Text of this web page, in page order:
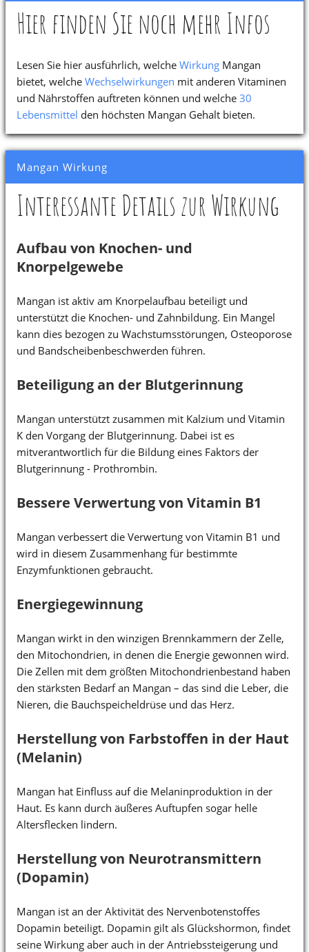
Hier finden Sie noch mehr Infos
Lesen Sie hier ausführlich, welche Wirkung Mangan
bietet, welche Wechselwirkungen mit anderen Vitaminen
und Nährstoffen auftreten können und welche 30
Lebensmittel den höchsten Mangan Gehalt bieten.
Mangan Wirkung
Interessante Details zur Wirkung
Aufbau von Knochen- und
Knorpelgewebe
Mangan ist aktiv am Knorpelaufbau beteiligt und
unterstützt die Knochen- und Zahnbildung. Ein Mangel
kann dies bezogen zu Wachstumsstörungen, Osteoporose
und Bandscheibenbeschwerden führen.
Beteiligung an der Blutgerinnung
Mangan unterstützt zusammen mit Kalzium und Vitamin
K den Vorgang der Blutgerinnung. Dabei ist es
mitverantwortlich für die Bildung eines Faktors der
Blutgerinnung - Prothrombin.
Bessere Verwertung von Vitamin B1
Mangan verbessert die Verwertung von Vitamin B1 und
wird in diesem Zusammenhang für bestimmte
Enzymfunktionen gebraucht.
Energiegewinnung
Mangan wirkt in den winzigen Brennkammern der Zelle,
den Mitochondrien, in denen die Energie gewonnen wird.
Die Zellen mit dem größten Mitochondrienbestand haben
den stärksten Bedarf an Mangan – das sind die Leber, die
Nieren, die Bauchspeicheldrüse und das Herz.
Herstellung von Farbstoffen in der Haut
(Melanin)
Mangan hat Einfluss auf die Melaninproduktion in der
Haut. Es kann durch äußeres Auftupfen sogar helle
Altersflecken lindern.
Herstellung von Neurotransmittern
(Dopamin)
Mangan ist an der Aktivität des Nervenbotenstoffes
Dopamin beteiligt. Dopamin gilt als Glückshormon, findet
seine Wirkung aber auch in der Antriebssteigerung und